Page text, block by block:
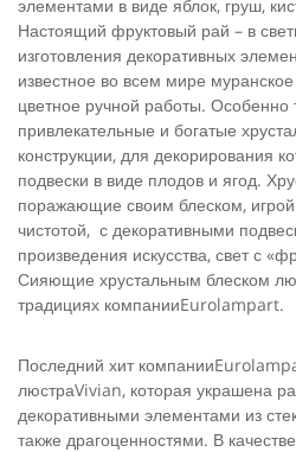
элементами в виде яблок, груш,
Настоящий фруктовый рай – в
изготовления декоративных
известное во всем мире
цветное ручной работы.
привлекательные и богатые
конструкции, для декорирования
подвески в виде плодов и ягод.
поражающие своим блеском, игрой
чистотой, с декоративными
произведения искусства, свет с
Сияющие хрустальным блеском
традициях компанииEurolampart.
Последний хит
люстраVivian, которая украшена
декоративными элементами из
также драгоценностями. В